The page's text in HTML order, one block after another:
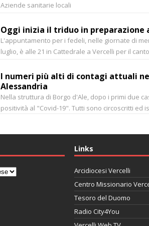
Aziende sanitarie locali
Oggi inizia il triduo in preparazione
L'appuntamento per i fedeli, nelle giornate di
luglio, è alle 21 in Cattedrale a Vercelli per il
I numeri più alti di contagi attuali
Alessandria
Nella struttura di Borgo d'Ale, dopo i primi due
positività al "Covid-19". Tutti sono circoscritti ed
Links
Arcidiocesi Vercelli
Centro Missionario
Tesoro del Duomo
Radio City4You